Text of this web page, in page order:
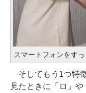
スマートフォンをす
そしてもう1つ特
見たときに「ロ」